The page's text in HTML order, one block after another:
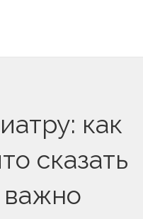
как
сказать
важно